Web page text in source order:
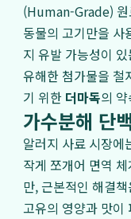
(Human-Grade) 원
동물의 고기만을 사
지 유발 가능성이
유해한 첨가물을 철
기 위한 더마독의
가수분해 단
알러지 사료 시장
작게 쪼개어 면역
만, 근본적인 해결
고유의 영양과 맛